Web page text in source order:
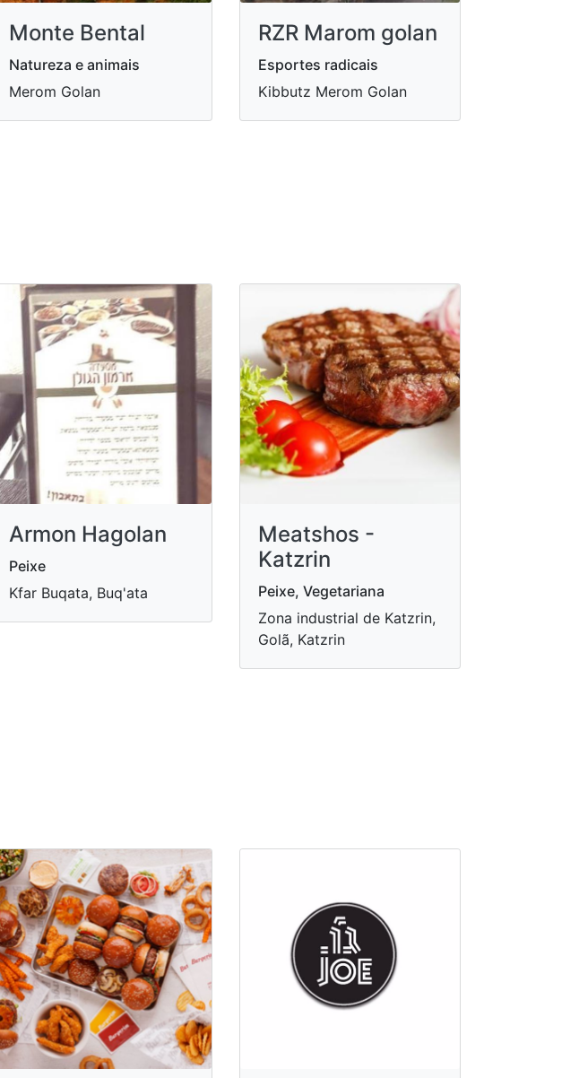
Monte Bental
Natureza e animais
Merom Golan
RZR Marom golan
Esportes radicais
Kibbutz Merom Golan
Armon Hagolan
Peixe
Kfar Buqata, Buq'ata
Meatshos -
Katzrin
Peixe, Vegetariana
Zona industrial de Katzrin,
Golã, Katzrin